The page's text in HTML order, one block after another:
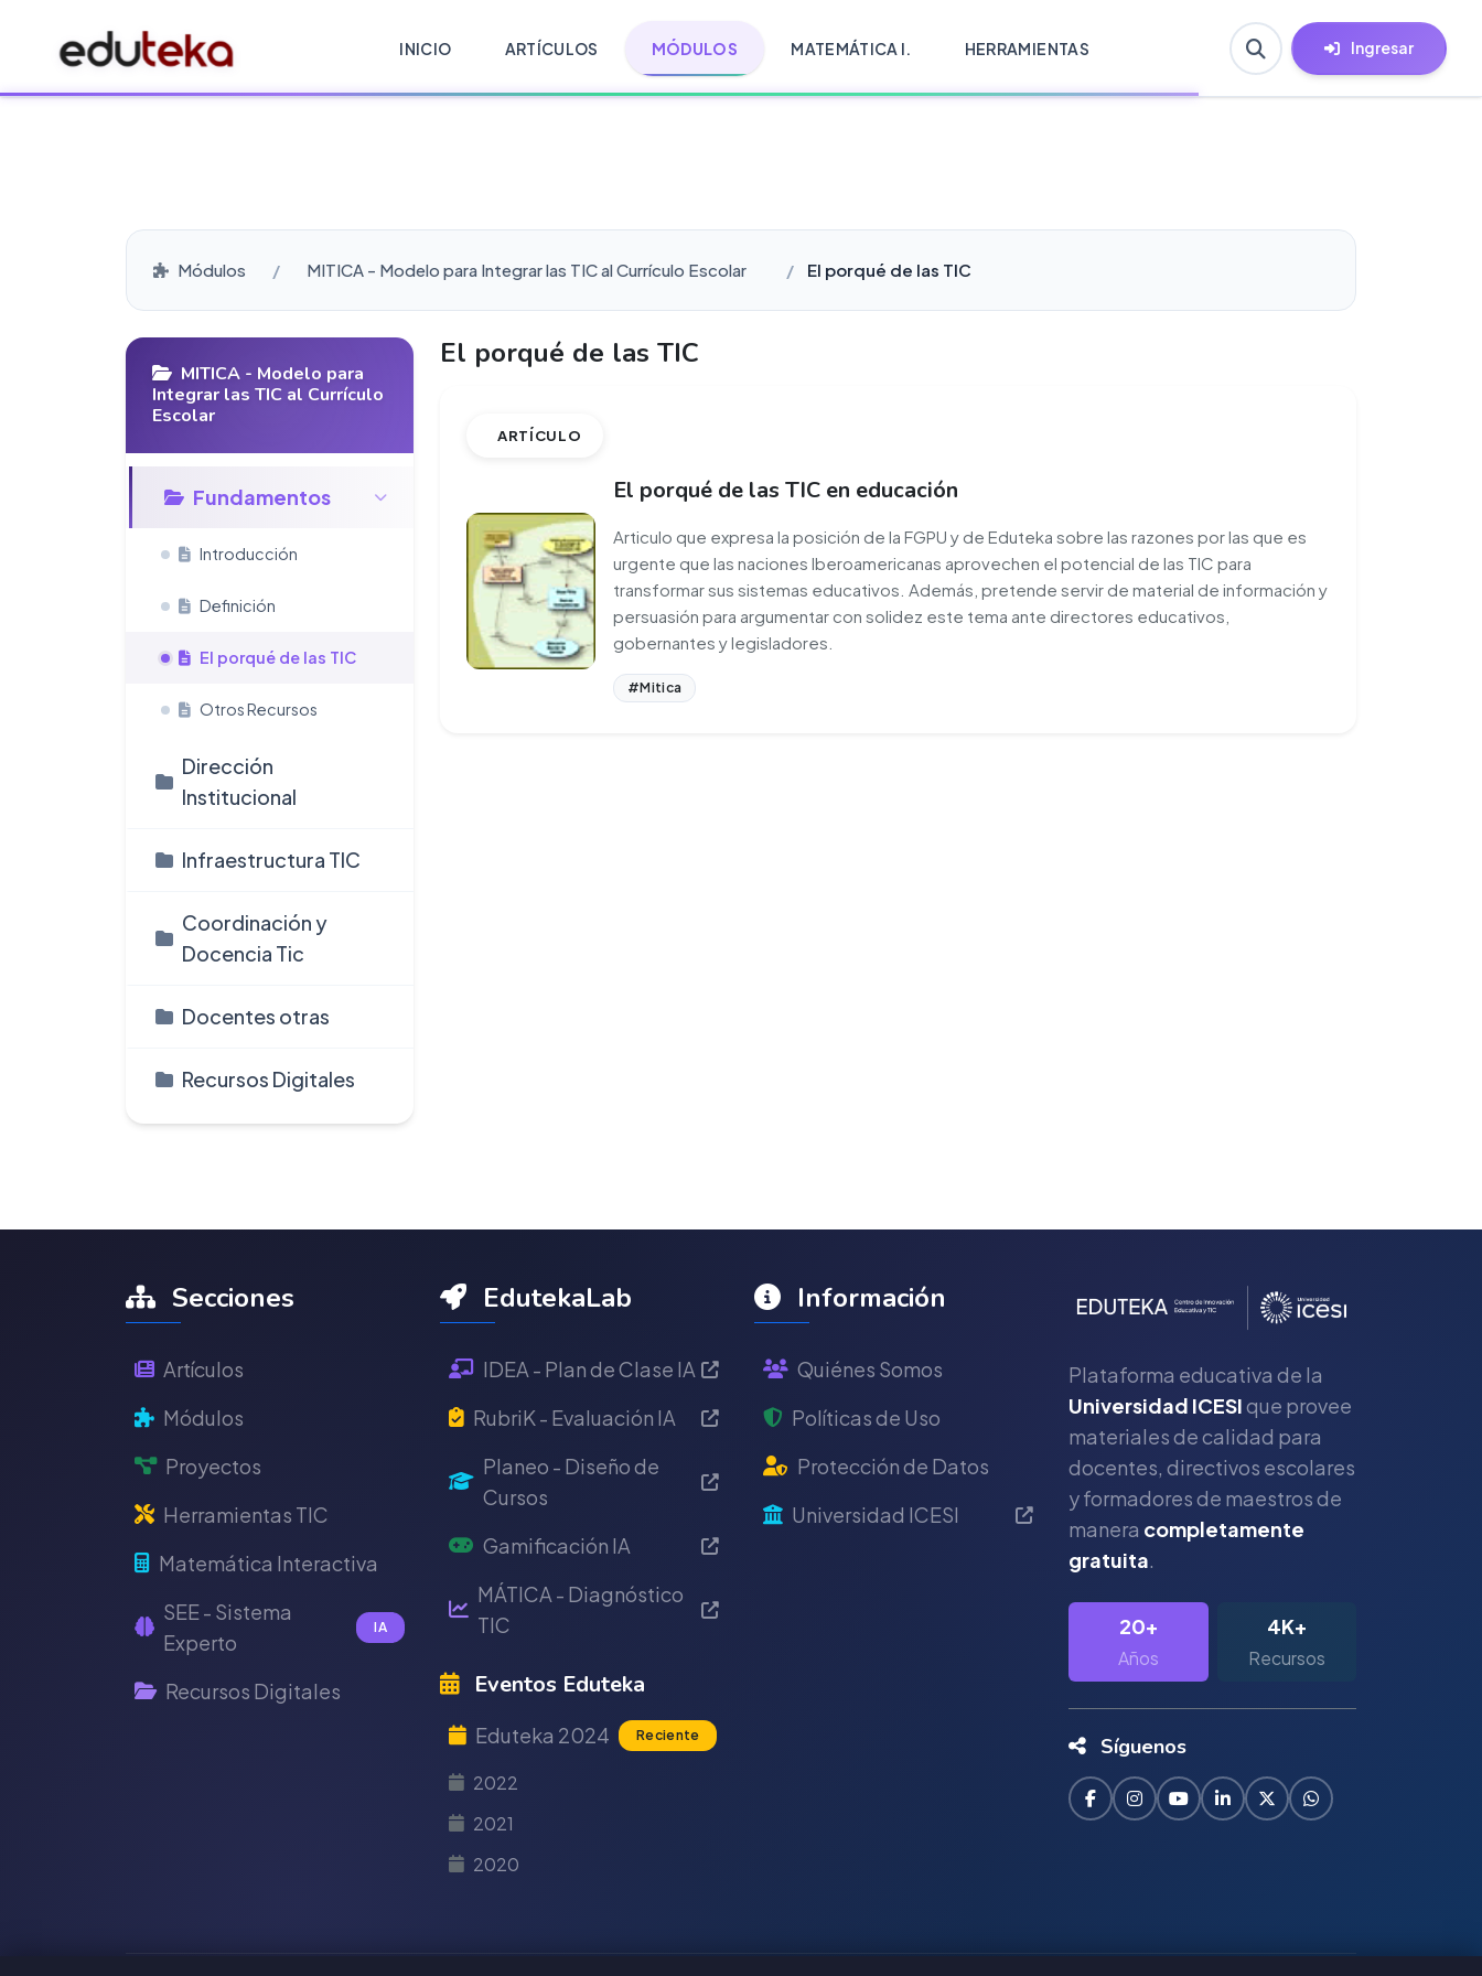
INICIO ARTÍCULOS MÓDULOS MATEMÁTICA I. HERRAMIENTAS Ingresar
Módulos MITICA - Modelo para Integrar las TIC al Currículo Escolar El porqué de las TIC
MITICA - Modelo para
Integrar las TIC al Currículo
Escolar
Fundamentos
Introducción
Definición
El porqué de las TIC
Otros Recursos
Dirección
Institucional
Infraestructura TIC
Coordinación y
Docencia Tic
Docentes otras
Recursos Digitales
El porqué de las TIC
ARTÍCULO
El porqué de las TIC en educación
Articulo que expresa la posición de la FGPU y de Eduteka sobre las razones por las que es
urgente que las naciones Iberoamericanas aprovechen el potencial de las TIC para
transformar sus sistemas educativos. Además, pretende servir de material de información y
persuasión para argumentar con solidez este tema ante directores educativos,
gobernantes y legisladores.
#Mitica
Secciones
Artículos
Módulos
Proyectos
Herramientas TIC
Matemática Interactiva
SEE - Sistema
Experto
IA
Recursos Digitales
EdutekaLab
IDEA - Plan de Clase IA
RubriK - Evaluación IA
Planeo - Diseño de
Cursos
Gamificación IA
MÁTICA - Diagnóstico
TIC
Eventos Eduteka
Eduteka 2024 Reciente
2022
2021
2020
Información
Quiénes Somos
Políticas de Uso
Protección de Datos
Universidad ICESI
Plataforma educativa de la
Universidad ICESIque provee
materiales de calidad para
docentes, directivos escolares
y formadores de maestros de
manera completamente
gratuita.
20+
Años
4K+
Recursos
Síguenos